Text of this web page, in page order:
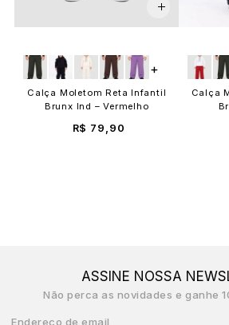
Calça Moletom Reta Infantil
Brunx Ind – Vermelho
R$ 79,90
+
Calça
ASSINE NOSSA
Não perca as novidades e ganhe
Endereço de email